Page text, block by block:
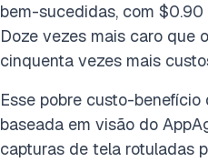
bem-sucedidas, com
Doze vezes mais caro que
cinquenta vezes mais
Esse pobre custo-
baseada em visão do
capturas de tela rotuladas